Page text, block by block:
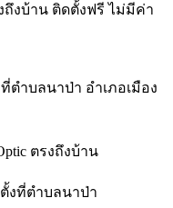
ถึงบ้าน ติดตั้งฟรี ไม่มีค่า
ตำบลนาป่า อำเภอเมือง
ตรงถึงบ้าน
งที่ตำบลนาป่า